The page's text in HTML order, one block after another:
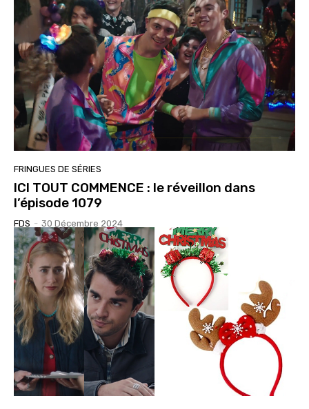
FRINGUES DE SÉRIES
ICI TOUT COMMENCE : le réveillon dans
l’épisode 1079
FDS - 30 Décembre 2024